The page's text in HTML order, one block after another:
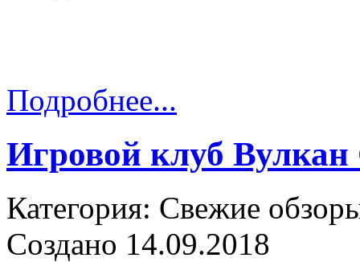
Подробнее...
Игровой клуб Вулкан
Категория: Свежие
Создано 14.09.2018